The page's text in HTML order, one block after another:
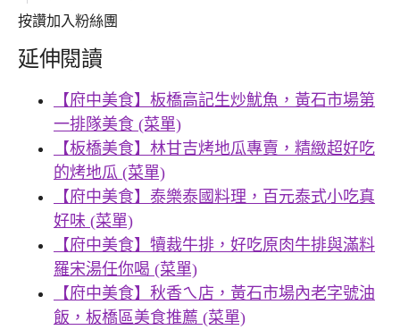
按讚加入粉絲團
延伸閱讀
【府中美食】板橋高記生炒魷魚，黃石市場第
一排隊美食 (菜單)
【板橋美食】林甘吉烤地瓜專賣，精緻超好吃
的烤地瓜 (菜單)
【府中美食】泰樂泰國料理，百元泰式小吃真
好味 (菜單)
【府中美食】犢裁牛排，好吃原肉牛排與滿料
羅宋湯任你喝 (菜單)
【府中美食】秋香ㄟ店，黃石市場內老字號油
飯，板橋區美食推薦 (菜單)